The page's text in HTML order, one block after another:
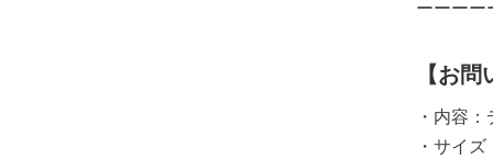
ーーーー
【お
・内容
・サイ